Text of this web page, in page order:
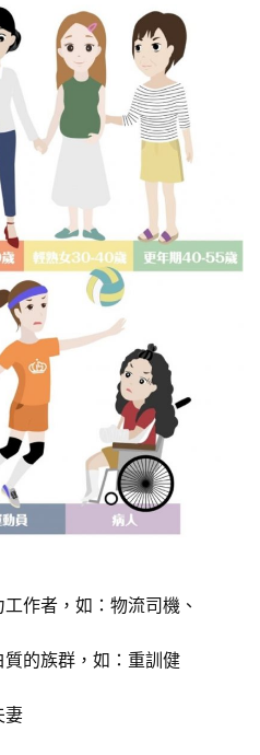
作者，如：物流司機、
的族群，如：重訓健
妻